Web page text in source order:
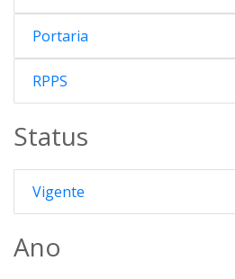
Portaria
RPPS
Status
Vigente
Ano